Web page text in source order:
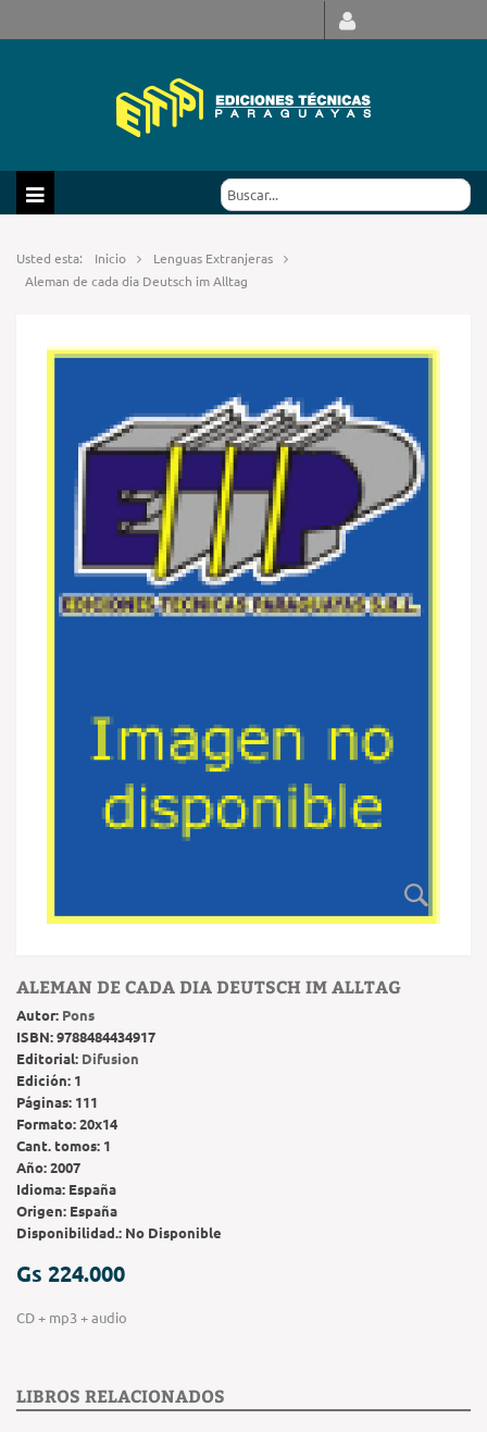
Usted esta: Inicio
Lenguas Extranjeras
Aleman de cada dia Deutsch im Alltag
ALEMAN DE CADA DIA DEUTSCH IM ALLTAG
Autor: Pons
ISBN:9788484434917
Editorial: Difusion
Edición: 1
Páginas: 111
Formato:20x14
Cant. tomos: 1
Año:2007
Idioma: España
Origen: España
Disponibilidad.: No Disponible
Gs 224.000
CD + mp3 + audio
LIBROS RELACIONADOS